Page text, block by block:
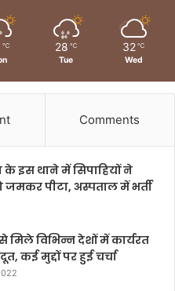
℃ 28 ℃
Tue
32 ℃
Wed
Comments
के इस थाने में सिपाहियों ने
जमकर पीटा, अस्पताल में भर्ती
मिले विभिन्न देशों में कार्यरत
कई मुद्दों पर हुई चर्चा